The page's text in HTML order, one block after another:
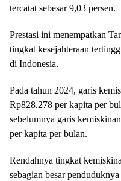
tercatat sebesar 9,03 persen.
Prestasi ini menempatkan
tingkat kesejahteraan
di Indonesia.
Pada tahun 2024, garis
Rp828.278 per kapita per
sebelumnya garis
per kapita per bulan.
Rendahnya tingkat
sebagian besar